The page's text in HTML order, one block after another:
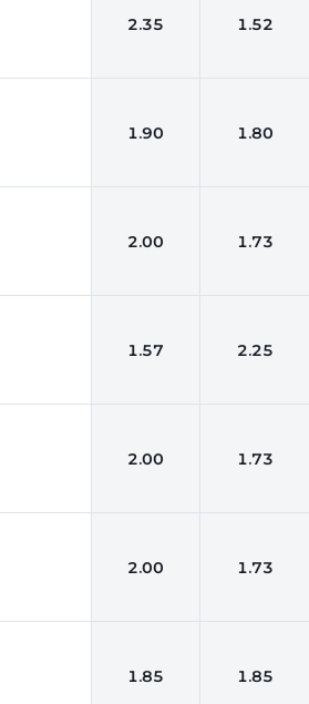
2.35 1.52
1.90 1.80
2.00 1.73
1.57 2.25
2.00 1.73
2.00 1.73
1.85 1.85